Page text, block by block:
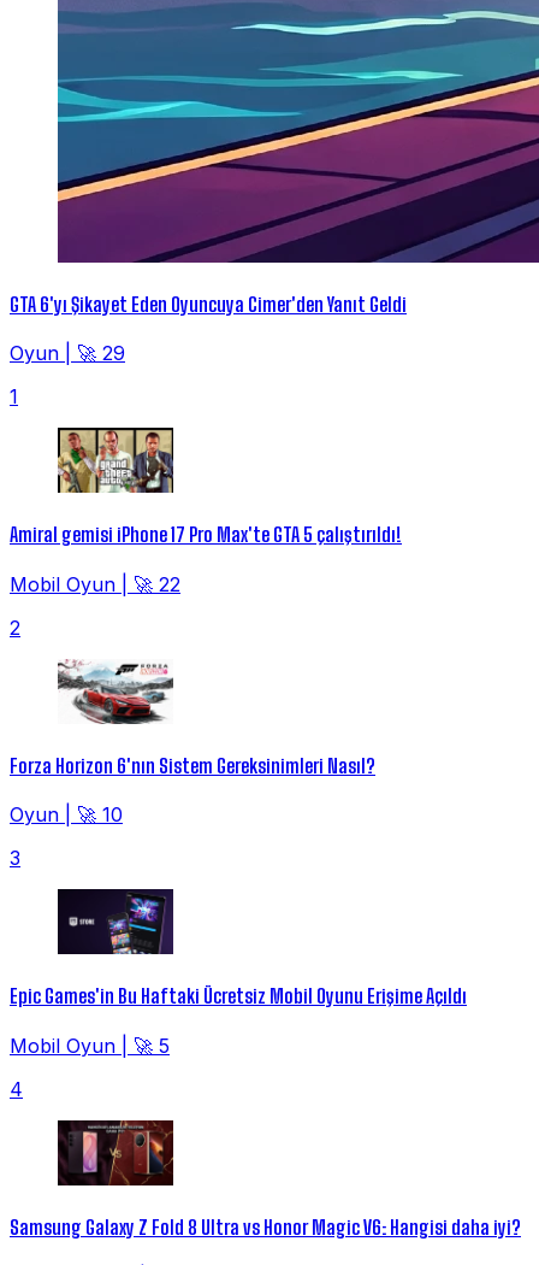
GTA 6'yı Şikayet Eden Oyuncuya Cimer'den Yanıt Geldi
Oyun
🚀 29
1
Amiral gemisi iPhone 17 Pro Max'te GTA 5 çalıştırıldı!
Mobil Oyun
🚀 22
2
Forza Horizon 6'nın Sistem Gereksinimleri Nasıl?
Oyun
🚀 10
3
Epic Games'in Bu Haftaki Ücretsiz Mobil Oyunu Erişime Açıldı
Mobil Oyun
🚀 5
4
Samsung Galaxy Z Fold 8 Ultra vs Honor Magic V6: Hangisi daha iyi?